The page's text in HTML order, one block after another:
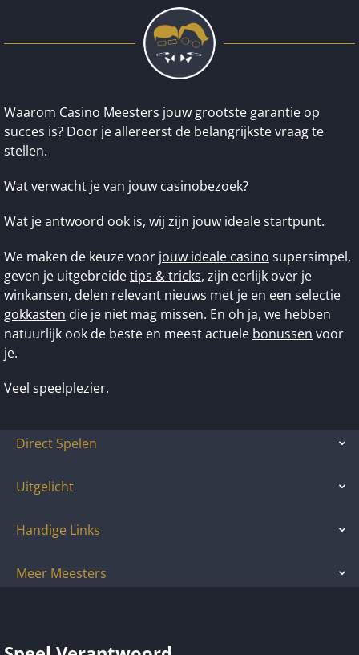
Waarom Casino Meesters jouw grootste garantie op
succes is? Door je allereerst de belangrijkste vraag te
stellen.
Wat verwacht je van jouw casinobezoek?
Wat je antwoord ook is, wij zijn jouw ideale startpunt.
We maken de keuze voor jouw ideale casino supersimpel,
geven je uitgebreidetips & tricks, zijn eerlijk over je
winkansen, delen relevant nieuws met je en een selectie
gokkasten die je niet mag missen. En oh ja, we hebben
natuurlijk ook de beste en meest actuele bonussen voor
je.
Veel speelplezier.
Direct Spelen
Uitgelicht
Handige Links
Meer Meesters